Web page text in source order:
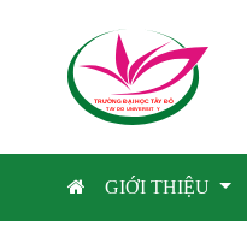
TRƯỜNG ĐẠI HỌC TÂY ĐÔ
TAY DO UNIVERSIT Y
GIỚI THIỆU